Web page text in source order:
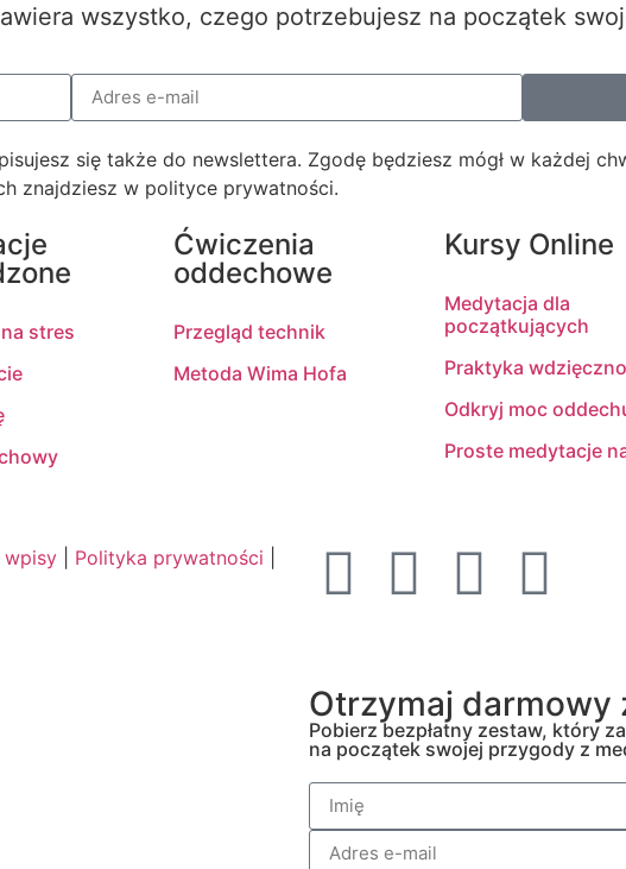
wszystko, czego potrzebujesz na początek
się także do newslettera. Zgodę będziesz mógł w każdej
znajdziesz w polityce prywatności.
stres
Ćwiczenia
oddechowe
Przegląd technik
Metoda Wima Hofa
Kursy Online
Medytacja dla
początkujących
Praktyka
Odkryj moc
Proste medytacje
wpisy Polityka prywatności
Otrzymaj darmowy
Pobierz bezpłatny zestaw, który
na początek swojej przygody z